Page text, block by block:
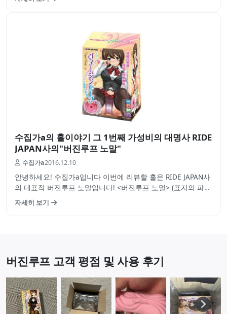
요 무튼 새로운 마음으로 후기를 작성하려 해봅니다. 오나홀 시
수집가a의 홀이야기 그 1번째 가성비의 대명사 RIDE
JAPAN사의"버진루프 노말"
수집가a2016.12.10
안녕하세요! 수집가a입니다 이번에 리뷰할 홀은 RIDE JAPAN사
의 대표작 버진루프 노말입니다! <버진루프 노멀> (표지의 파괴
력이 상당합니다 검스는 사랑입니다) 버진루프 시리즈는 하드
와 노말 그리고 신제품인 버진루프 롱이 있는데요 그중 버진루
자세히 보기
버진루프 고객 평점 및 사용 후기